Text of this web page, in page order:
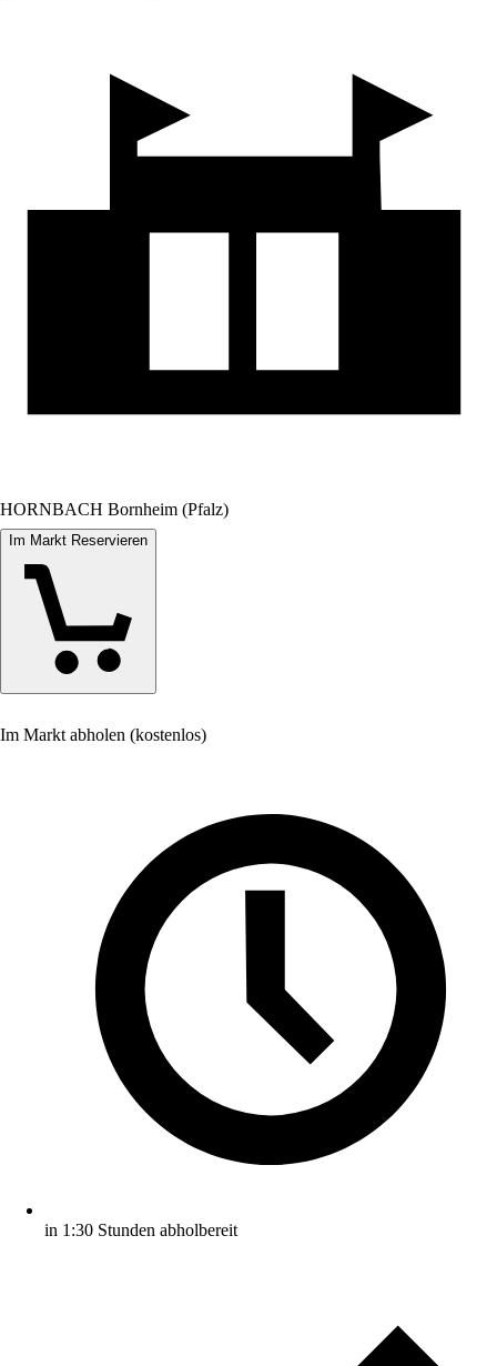
HORNBACH Bornheim (Pfalz)
Im Markt Reservieren
Im Markt abholen (kostenlos)
in 1:30 Stunden abholbereit